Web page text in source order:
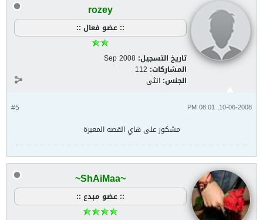
rozey
:: عضو فعال ::
تاريخ التسجيل: Sep 2008
المشاركات: 112
الجنس: انثى
#5 10-06-2008, 08:01 PM
مشكور على هاي القصه المعبرة
~ShAiMaa~
:: عضو مبدع ::